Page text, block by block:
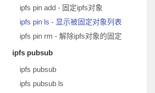
ipfs pin add - 固定ipfs对象
ipfs pin ls - 显示被固定对象列表
ipfs pin rm - 解除ipfs对象的固定
ipfs pubsub
ipfs pubsub
ipfs pubsub ls